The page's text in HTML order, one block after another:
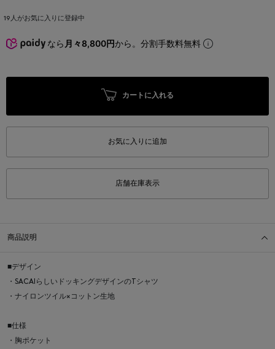
19 人がお気に入りに登録中
なら 月々8,800円から。分割手数料無料
カートに入れる
お気に入りに追加
店舗在庫表示
商品説明
■デザイン
・SACAIらしいドッキングデザインのTシャツ
・ナイロンツイル×コットン生地
■仕様
・胸ポケット